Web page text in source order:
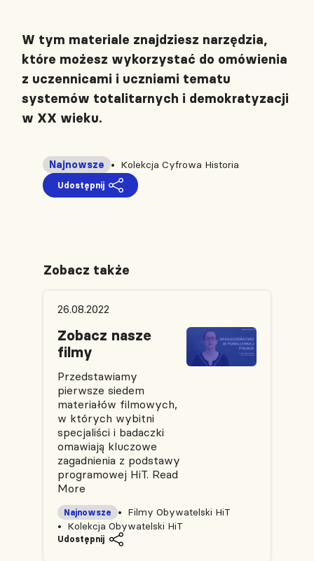
W tym materiale znajdziesz narzędzia,
które możesz wykorzystać do omówienia
z uczennicami i uczniami tematu
systemów totalitarnych i demokratyzacji
w XX wieku.
Kolekcja Cyfrowa Historia
Najnowsze
Udostępnij
Zobacz także
26.08.2022
Zobacz nasze
filmy
Przedstawiamy
pierwsze siedem
materiałów filmowych,
w których wybitni
specjaliści i badaczki
omawiają kluczowe
zagadnienia z podstawy
programowej HiT. Read
More
Filmy Obywatelski HiT
Najnowsze
Kolekcja Obywatelski HiT
Udostępnij